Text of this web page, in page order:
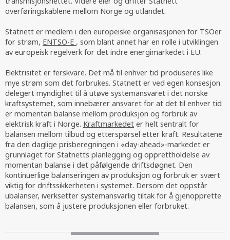
overføringskablene mellom Norge og utlandet.
Statnett er medlem i den europeiske organisasjonen for TSOer
for strøm, ENTSO-E , som blant annet har en rolle i utviklingen
av europeisk regelverk for det indre energimarkedet i EU.
Elektrisitet er ferskvare. Det må til enhver tid produseres like
mye strøm som det forbrukes. Statnett er ved egen konsesjon
delegert myndighet til å utøve systemansvaret i det norske
kraftsystemet, som innebærer ansvaret for at det til enhver tid
er momentan balanse mellom produksjon og forbruk av
elektrisk kraft i Norge. Kraftmarkedet er helt sentralt for
balansen mellom tilbud og etterspørsel etter kraft. Resultatene
fra den daglige prisberegningen i «day-ahead»-markedet er
grunnlaget for Statnetts planlegging og opprettholdelse av
momentan balanse i det påfølgende driftsdøgnet. Den
kontinuerlige balanseringen av produksjon og forbruk er svært
viktig for driftssikkerheten i systemet. Dersom det oppstår
ubalanser, iverksetter systemansvarlig tiltak for å gjenopprette
balansen, som å justere produksjonen eller forbruket.